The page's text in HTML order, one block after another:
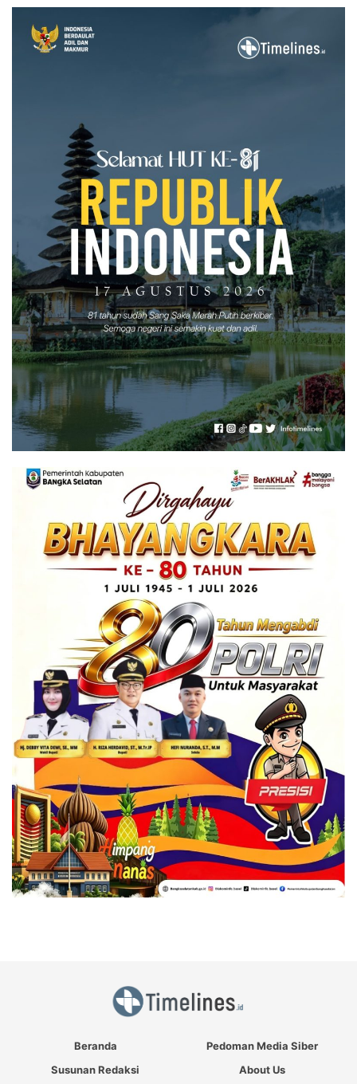
Beranda
Pedoman Media Siber
Susunan Redaksi
About Us